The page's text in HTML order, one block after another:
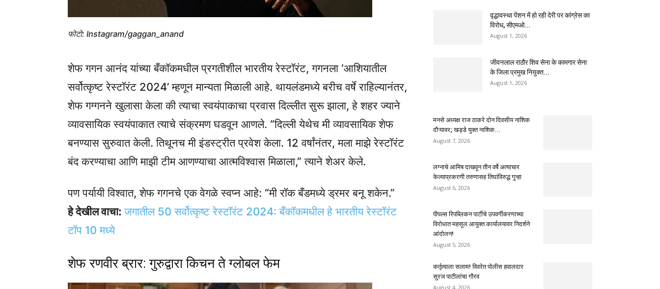
फोटो: Instagram/gaggan_anand
शेफ गगन आनंद यांच्या बँकॉकमधील प्रगतीशील भारतीय रेस्टॉरंट, गगनला ‘आशियातील
सर्वोत्कृष्ट रेस्टॉरंट 2024’ म्हणून मान्यता मिळाली आहे. थायलंडमध्ये बरीच वर्षे राहिल्यानंतर,
शेफ गग्गनने खुलासा केला की त्याचा स्वयंपाकाचा प्रवास दिल्लीत सुरू झाला, हे शहर ज्याने
व्यावसायिक स्वयंपाकात त्याचे संक्रमण घडवून आणले. “दिल्ली येथेच मी व्यावसायिक शेफ
बनण्यास सुरुवात केली. तिथूनच मी इंडस्ट्रीत प्रवेश केला. 12 वर्षांनंतर, मला माझे रेस्टॉरंट
बंद करण्याचा आणि माझी टीम आणण्याचा आत्मविश्वास मिळाला,” त्याने शेअर केले.
पण पर्यायी विश्वात, शेफ गगनचे एक वेगळे स्वप्न आहे: “मी रॉक बँडमध्ये ड्रमर बनू शकेन.”
हे देखील वाचा:जगातील 50 सर्वोत्कृष्ट रेस्टॉरंट 2024: बँकॉकमधील हे भारतीय रेस्टॉरंट
टॉप 10 मध्ये
शेफ रणवीर ब्रार: गुरुद्वारा किचन ते ग्लोबल फेम
वृद्धावस्था पेंशन में हो रही देरी पर कांग्रेस का
विरोध, सीएमओ...
August 1, 2026
जीवनलाल राठौर शिव सेना के कामगार सेना
के जिला प्रमुख नियुक्त...
August 1, 2026
मनसे अध्यक्ष राज ठाकरे दोन दिवसीय नाशिक
दौऱ्यावर; खड्डे युक्त नाशिक...
August 7, 2026
लग्नाचे आमिष दाखवून तीन वर्षे अत्याचार
केल्याप्रकरणी तरुणासह तिघांविरुद्ध गुन्हा
August 6, 2026
पीपल्स रिपब्लिकन पार्टीचे उपवर्गीकरणाच्या
विरोधात महसूल आयुक्त कार्यालयावर निदर्शने
आंदोलन!
August 5, 2026
कर्तृत्वाला सलाम! विवरेत पोलीस हवालदार
सुरज पाटीलांचा गौरव
August 4, 2026